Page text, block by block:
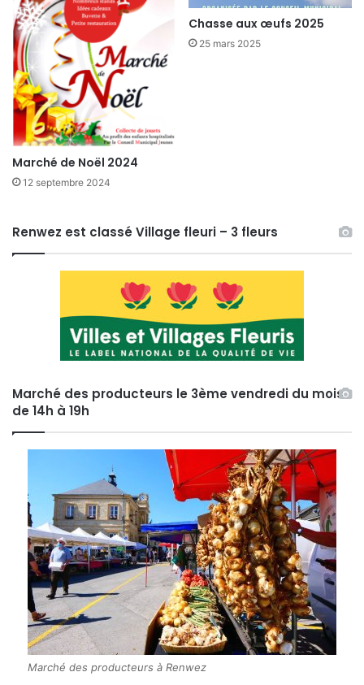
Marché de Noël 2024
12 septembre 2024
Chasse aux œufs 2025
25 mars 2025
Renwez est classé Village fleuri – 3 fleurs
Marché des producteurs le 3ème vendredi du mois
de 14h à 19h
Marché des producteurs à Renwez